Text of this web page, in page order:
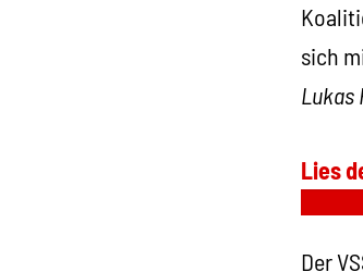
sich
Lukas
Lies
Der